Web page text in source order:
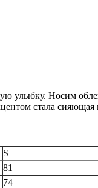
улыбку. Носим
стала
S
81
74